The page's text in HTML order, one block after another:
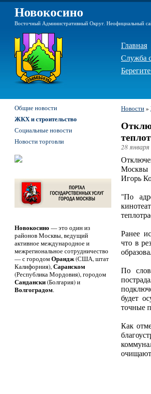
Новокосино
Восточный Административный Округ. Неофициальный
Главная
Служба
Новости»
28
Москвы
Игорь
"По
Ранее
что в
По
будет
точные
Как
Общие новости
ЖКХ и строительство
Социальные новости
Новости торговли
Новокосино — это один из
районов Москвы, ведущий
активное международное и
межрегиональное сотрудничество
— с городомОрандж(США, штат
Калифорния),Саранском
(Республика Мордовия), городом
Сандански(Болгария) и
Волгоградом.